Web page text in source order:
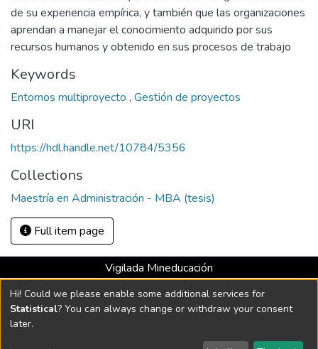
de su experiencia empírica, y también que las organizaciones
aprendan a manejar el conocimiento adquirido por sus
recursos humanos y obtenido en sus procesos de trabajo
Keywords
Entornos multiproyecto , Gestión de proyectos
URI
https://hdl.handle.net/10784/5356
Collections
Maestría en Administración - MBA (tesis)
Full item page
Vigilada Mineducación
Universidad con Acreditación Institucional hasta 2026 -
Resolución MEN 2158 de 2018
Hi! Could we please enable some additional services for
Statistical? You can always change or withdraw your consent
later.